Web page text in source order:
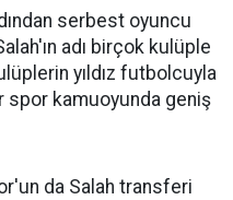
serbest oyuncu
adı birçok kulüple
yıldız futbolcuyla
spor kamuoyunda geniş
da Salah transferi